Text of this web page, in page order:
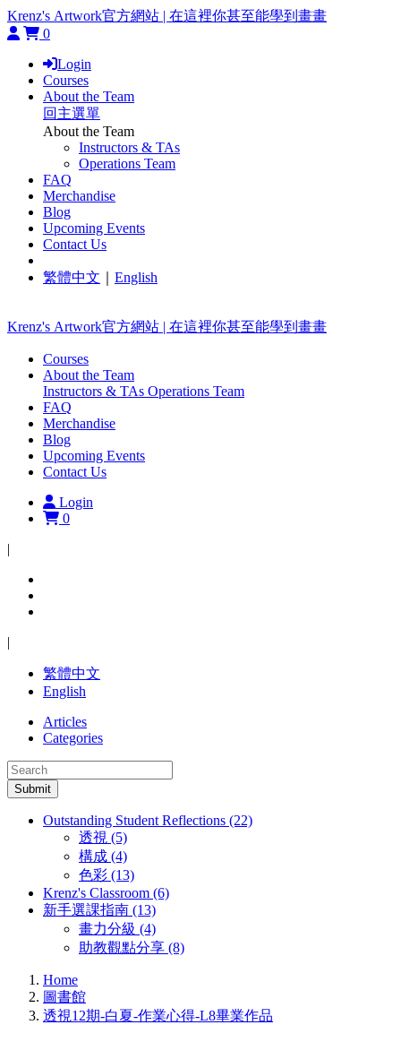
Krenz's Artwork官方網站 | 在這裡你甚至能學到畫畫
0
Login
Courses
About the Team
回主選單
About the Team
Instructors & TAs
Operations Team
FAQ
Merchandise
Blog
Upcoming Events
Contact Us
繁體中文 English
Krenz's Artwork官方網站 | 在這裡你甚至能學到畫畫
Courses
About the Team
Instructors & TAs Operations Team
FAQ
Merchandise
Blog
Upcoming Events
Contact Us
Login
0
|
|
繁體中文
English
Articles
Categories
Submit
Outstanding Student Reflections (22)
透視 (5)
構成 (4)
色彩 (13)
Krenz's Classroom (6)
新手選課指南 (13)
畫力分級 (4)
助教觀點分享 (8)
Home
圖書館
透視12期-白夏-作業心得-L8畢業作品